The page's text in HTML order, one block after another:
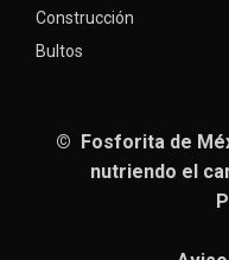
Construcción
Bultos
© Fosforita de
nutriendo el